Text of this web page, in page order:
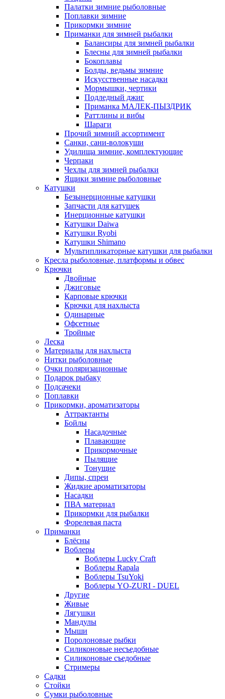
Палатки зимние рыболовные
Поплавки зимние
Прикормки зимние
Приманки для зимней рыбалки
Балансиры для зимней рыбалки
Блесны для зимней рыбалки
Бокоплавы
Болды, ведьмы зимние
Искусственные насадки
Мормышки, чертики
Подледный джиг
Приманка МАЛЕК-ПЫЗДРИК
Раттлины и вибы
Шараги
Прочий зимний ассортимент
Санки, сани-волокуши
Удилища зимние, комплектующие
Черпаки
Чехлы для зимней рыбалки
Ящики зимние рыболовные
Катушки
Безынерционные катушки
Запчасти для катушек
Инерционные катушки
Катушки Daiwa
Катушки Ryobi
Катушки Shimano
Мультипликаторные катушки для рыбалки
Кресла рыболовные, платформы и обвес
Крючки
Двойные
Джиговые
Карповые крючки
Крючки для нахлыста
Одинарные
Офсетные
Тройные
Леска
Материалы для нахлыста
Нитки рыболовные
Очки поляризационные
Подарок рыбаку
Подсачеки
Поплавки
Прикормки, ароматизаторы
Аттрактанты
Бойлы
Насадочные
Плавающие
Прикормочные
Пылящие
Тонущие
Дипы, спреи
Жидкие ароматизаторы
Насадки
ПВА материал
Прикормки для рыбалки
Форелевая паста
Приманки
Блёсны
Воблеры
Воблеры Lucky Craft
Воблеры Rapala
Воблеры TsuYoki
Воблеры YO-ZURI - DUEL
Другие
Живые
Лягушки
Мандулы
Мыши
Поролоновые рыбки
Силиконовые несъедобные
Силиконовые съедобные
Стримеры
Садки
Стойки
Сумки рыболовные